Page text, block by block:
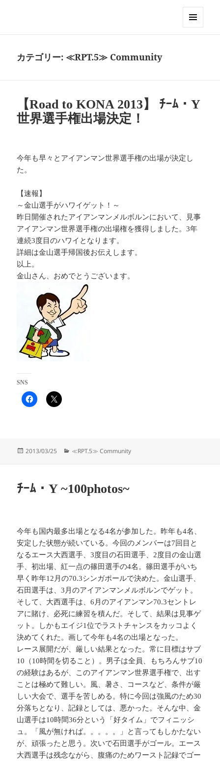
カテゴリー:≪RPT.5≫ Community
【Road to KONA 2013】 ﾁｰﾑ・Y
世界選手権出場決定！
今年も早々とアイアンマン世界選手権の出場が決定し
た。
【速報】
～金山選手がハワイゲット！～
昨日開催されたアイアンマンメルボルンにおいて、見事
アイアンマン世界選手権の出場権を獲得しました。3年
連続3度目のハワイとなります。
詳細は金山選手帰国後お伝えします。
以上。
金山さん、おめでとうございます。
SNS
投
2013/03/25
カ
ー
≪RPT.5≫ Community
ﾁｰﾑ・Y ~100photos~
今年も国内最多出場となる4名が参加した。昨年も4名、
安定した状態が続いている。今回のメンバーは7回目と
なるエース大西選手、3度目の石田選手、2度目の金山選
手、初出場、紅一点の篠田選手の4名。篠田選手がいち
早く昨年12月の70.3シンガポールで決めた。金山選手、
石田選手は、3月のアイアンマンメルボルンでゲット。
そして、大西選手は、6月のアイアンマン70.3セントレ
アに賭け、必死に練習を積んだ。そして、結果は見事ゲ
ット。しかもエイジ1位でラストチャンスをカッコよく
決めてくれた。画して今年も4名の出場となった。
レース展開だが、厳しい結果となった。常に目標はサブ
10（10時間を切ること）。男子は全員、もちろんサブ10
の経験はあるが、このアイアンマン世界選手権で、出す
ことは極めて難しい。風、暑さ、コースなど、条件が厳
しい大会で、選手を苦しめる。特に今回は強風のため30
分落ちとなり、記録としては、悪かった。そんな中、金
山選手は10時間36分という「好タイム」でフィニッシ
ュ。「風が無ければ。。。。。」と言ってもしかたない
が、頑張ったと思う。次いで石田選手がゴール。エース
大西選手は残念ながら、腹痛のためワースト記録でゴー